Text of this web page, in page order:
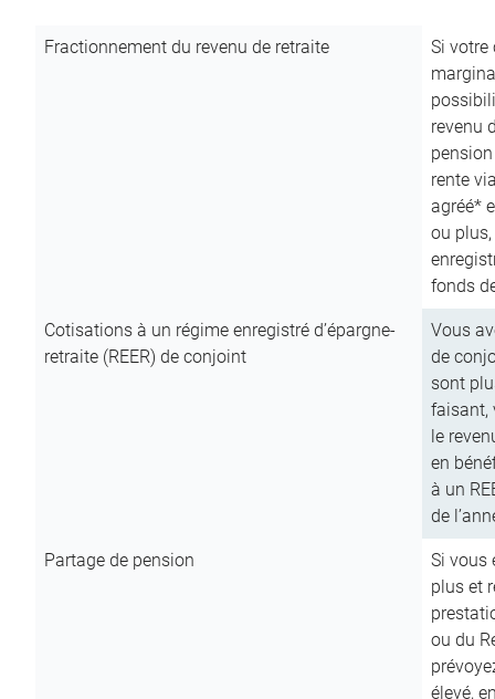
Fractionnement du revenu de retraite
Si votre
revenu
rente
agréé*
ou
fonds
Cotisations à un régime enregistré d’épargne-
retraite (REER) de conjoint
Vous
de
sont
faisant,
le
en
à un
de
Partage de pension
Si vous
plus et
ou du
élevé,